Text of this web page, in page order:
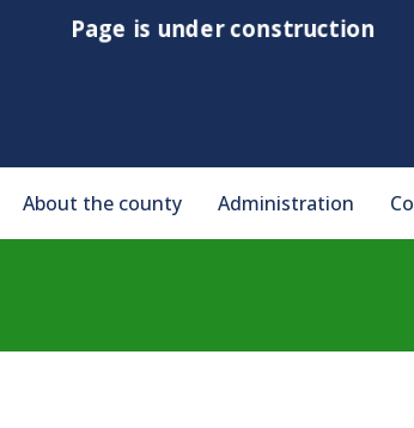
Page is under construction
About the county Administration